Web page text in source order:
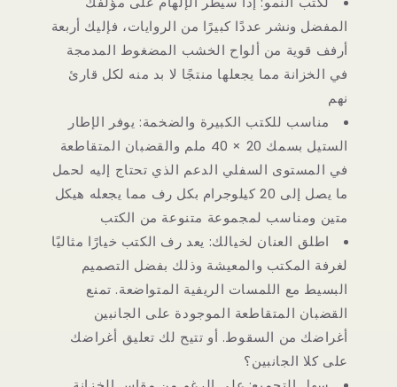
صناعي
سهل
أسود
صناعي
سهل
أسود
المفضل ونشر عددًا كبيرًا من الروايات، فإليك أربعة
أرفف قوية من ألواح الخشب المضغوط المدمجة
في الخزانة مما يجعلها منتجًا لا بد منه لكل قارئ
نهم
مناسب للكتب الكبيرة والضخمة: يوفر الإطار
الستيل بسمك 20 × 40 ملم والقضبان المتقاطعة
في المستوى السفلي الدعم الذي تحتاج إليه لحمل
ما يصل إلى 20 كيلوجرام بكل رف مما يجعله هيكل
متين ومناسب لمجموعة متنوعة من الكتب
اطلق العنان لخيالك: يعد رف الكتب خيارًا مثاليًا
لغرفة المكتب والمعيشة وذلك بفضل التصميم
البسيط مع اللمسات الريفية المتواضعة. تمنع
القضبان المتقاطعة الموجودة على الجانبين
أغراضك من السقوط. أو تتيح لك تعليق أغراضك
على كلا الجانبين؟